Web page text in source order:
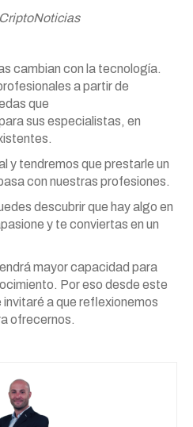
cambian con la tecnología.
a partir de
que
sus especialistas, en
y tendremos que prestarle un
con nuestras profesiones.
descubrir que hay algo en
y te conviertas en un
mayor capacidad para
Por eso desde este
a que reflexionemos
ofrecernos.